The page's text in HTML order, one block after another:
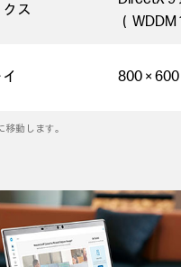
ス
（
800 × 600
動します。